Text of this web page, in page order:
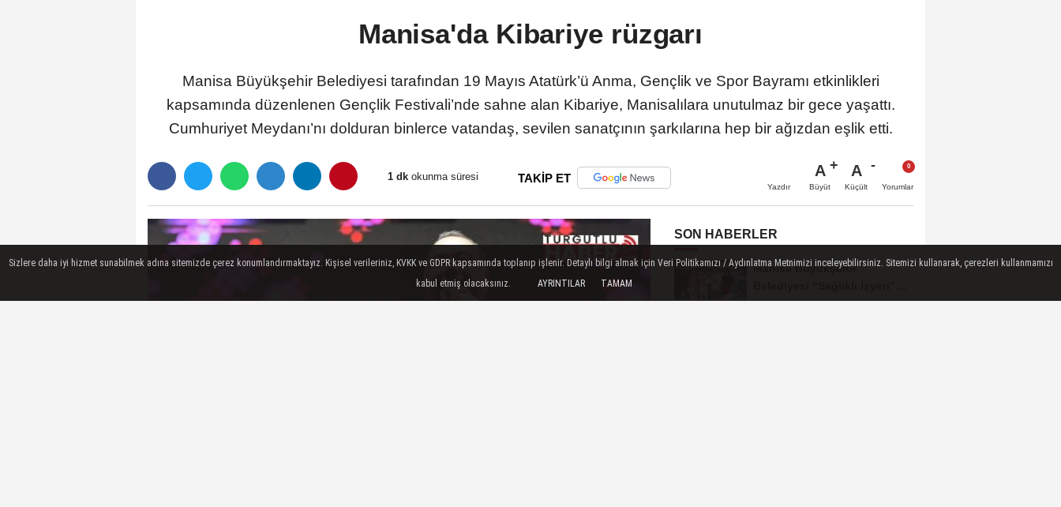
Manisa'da Kibariye rüzgarı
Manisa Büyükşehir Belediyesi tarafından 19 Mayıs Atatürk’ü Anma, Gençlik ve Spor Bayramı etkinlikleri
kapsamında düzenlenen Gençlik Festivali’nde sahne alan Kibariye, Manisalılara unutulmaz bir gece yaşattı.
Cumhuriyet Meydanı’nı dolduran binlerce vatandaş, sevilen sanatçının şarkılarına hep bir ağızdan eşlik etti.
1 dk okunma süresi TAKİP ET
Yazdır
A
Büyüt
A
Küçült Yorumlar
SON HABERLER
Manisa Büyükşehir
Sertifikasını...
Sizlere daha iyi hizmet sunabilmek adına sitemizde çerez konumlandırmaktayız. Kişisel verileriniz, KVKK ve GDPR kapsamında toplanıp işlenir. Detaylı bilgi almak için Veri Politikamızı / Aydınlatma Metnimizi inceleyebilirsiniz. Sitemizi kullanarak, çerezleri kullanmamızı
kabul etmiş olacaksınız.
AYRINTILAR TAMAM